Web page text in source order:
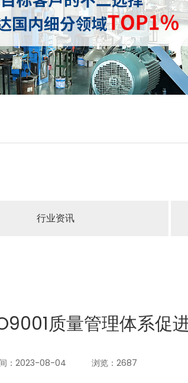
行业资讯
质量管理体系促
：2023-08-04 浏览：2687